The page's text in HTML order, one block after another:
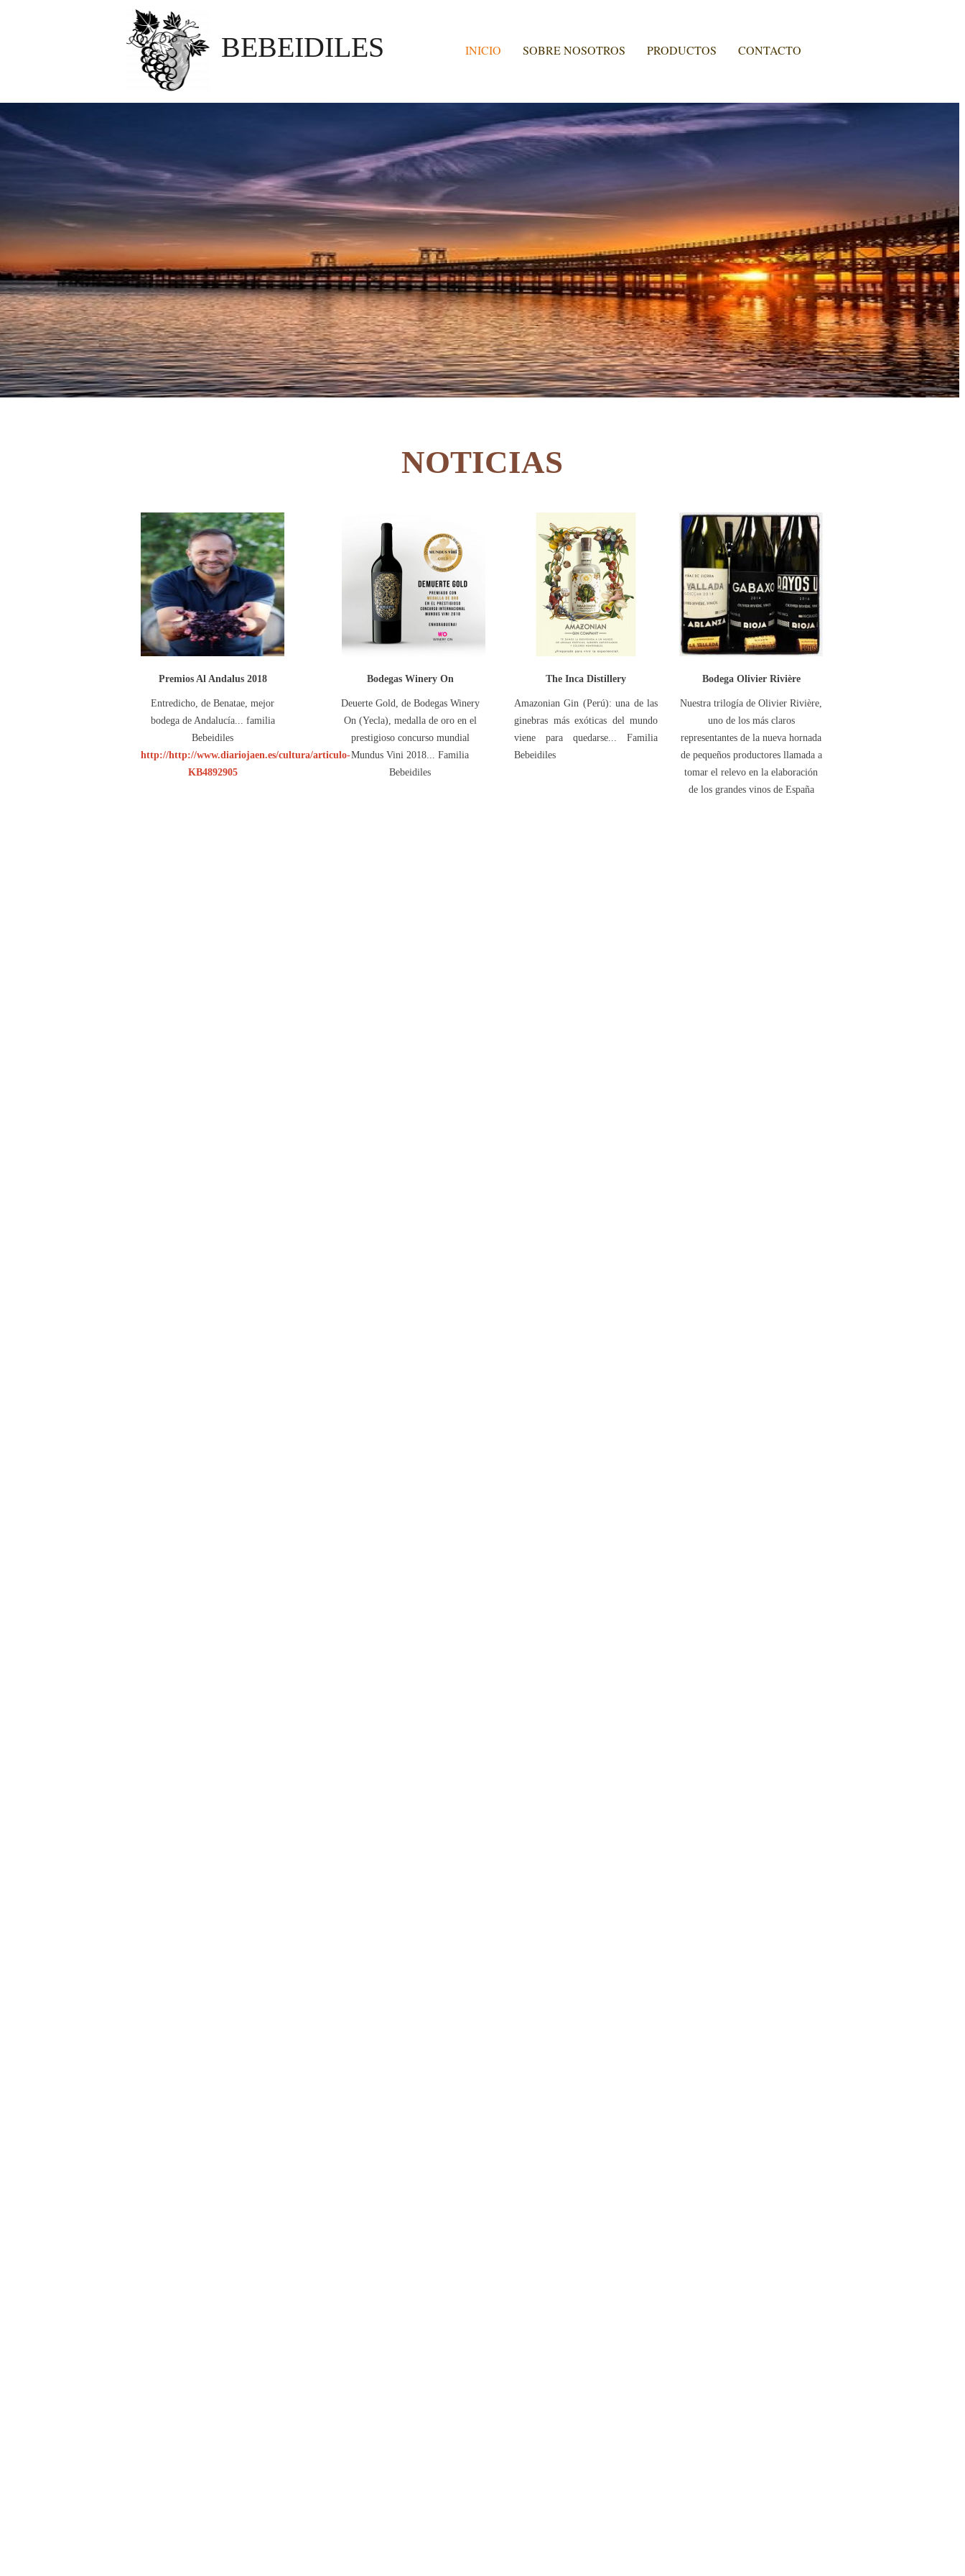
INICIO SOBRE NOSOTROS PRODUCTOS CONTACTO
BEBEIDILES
NOTICIAS
Premios Al Andalus 2018
Entredicho, de Benatae, mejor
bodega de Andalucía... familia
Bebeidiles
http://http://www.diariojaen.es/cultura/articulo-
KB4892905
Bodegas Winery On
Deuerte Gold, de Bodegas Winery
On (Yecla), medalla de oro en el
prestigioso concurso mundial
Mundus Vini 2018... Familia
Bebeidiles
The Inca Distillery
Amazonian Gin (Perú): una de las
ginebras más exóticas del mundo
viene para quedarse... Familia
Bebeidiles
Bodega Olivier Rivière
Nuestra trilogía de Olivier Rivière,
uno de los más claros
representantes de la nueva hornada
de pequeños productores llamada a
tomar el relevo en la elaboración
de los grandes vinos de España